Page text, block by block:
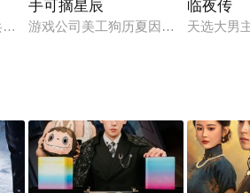
酒鬼返乡寄居寄骨寺，救下寡妇如伶
手可摘星辰
游戏公司美工狗历夏因一次巧合作为
临夜传
天选大男